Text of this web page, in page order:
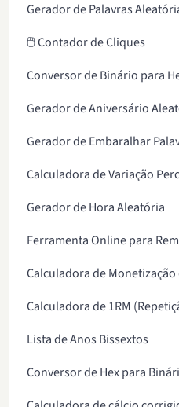
Gerador de Palavras
🖱️ Contador de Cliques
Conversor de Binário para
Gerador de Aniversário
Gerador de Embaralhar
Calculadora de Variação
Gerador de Hora Aleatória
Ferramenta Online para
Calculadora de
Calculadora de 1RM
Lista de Anos Bissextos
Conversor de Hex para